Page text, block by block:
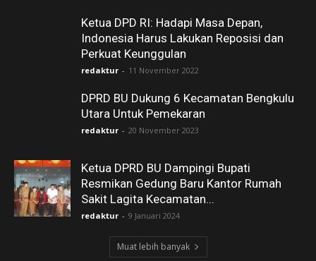
Ketua DPD RI: Hadapi Masa Depan,
Indonesia Harus Lakukan Reposisi dan
Perkuat Keunggulan
redaktur - 11 November 2022
DPRD BU Dukung 6 Kecamatan Bengkulu
Utara Untuk Pemekaran
redaktur - 20 November 2023
Ketua DPRD BU Dampingi Bupati
Resmikan Gedung Baru Kantor Rumah
Sakit Lagita Kecamatan...
redaktur - 9 Januari 2024
Muat lebih banyak